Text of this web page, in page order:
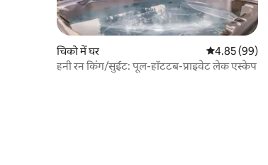
चिको में घर औसत रेटिंग 5
4.85 (99)
हनी रन किंग/सुईट: पूल-हॉटटब-प्राइवेट लेक एस्केप